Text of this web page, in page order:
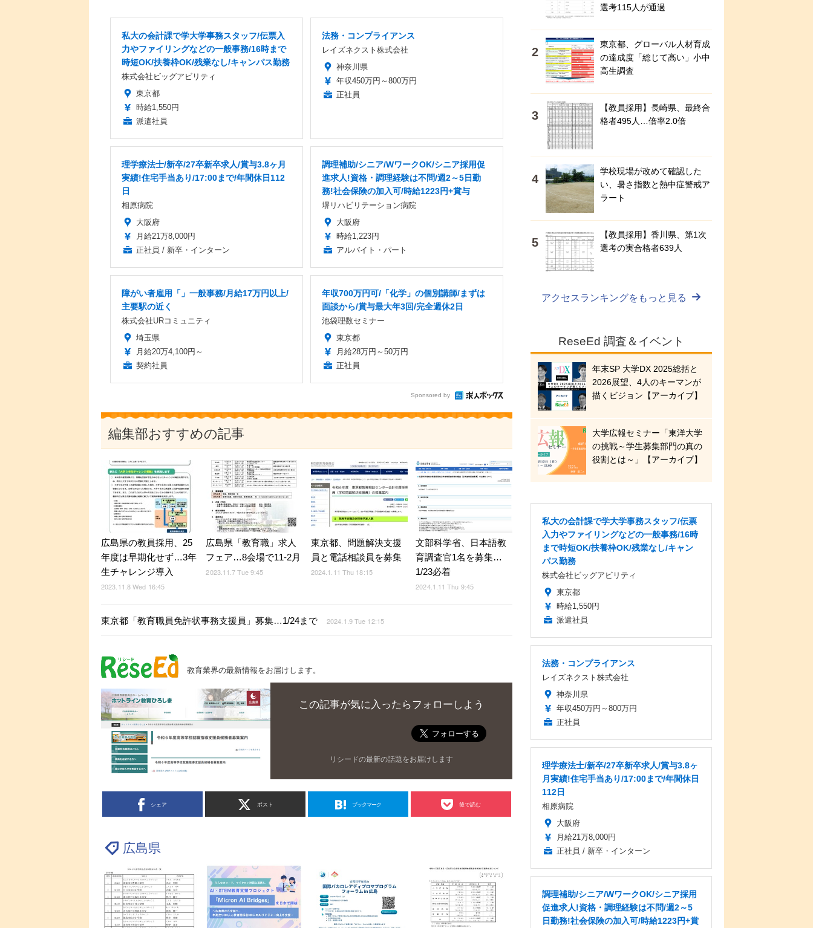
私大の会計課で学大学事務スタッフ/伝票入
力やファイリングなどの一般事務/16時まで
時短OK/扶養枠OK/残業なし/キャンパス勤務
株式会社ビッグアビリティ
東京都
時給1,550円
派遣社員
法務・コンプライアンス
レイズネクスト株式会社
神奈川県
年収450万円～800万円
正社員
理学療法士/新卒/27卒新卒求人/賞与3.8ヶ月
実績!住宅手当あり/17:00まで/年間休日112
日
相原病院
大阪府
月給21万8,000円
正社員 / 新卒・インターン
調理補助/シニア/WワークOK/シニア採用促
進求人!資格・調理経験は不問/週2～5日勤
務!社会保険の加入可/時給1223円+賞与
堺リハビリテーション病院
大阪府
時給1,223円
アルバイト・パート
障がい者雇用「」一般事務/月給17万円以上/
主要駅の近く
株式会社URコミュニティ
埼玉県
月給20万4,100円～
契約社員
年収700万円可/「化学」の個別講師/まずは
面談から/賞与最大年3回/完全週休2日
池袋理数セミナー
東京都
月給28万円～50万円
正社員
Sponsored by
編集部おすすめの記事
広島県の教員採用、25
年度は早期化せず…3年
生チャレンジ導入
2023.11.8 Wed 16:45
広島県「教育職」求人
フェア…8会場で11-2月
2023.11.7 Tue 9:45
東京都、問題解決支援
員と電話相談員を募集
2024.1.11 Thu 18:15
文部科学省、日本語教
育調査官1名を募集…
1/23必着
2024.1.11 Thu 9:45
東京都「教育職員免許状事務支援員」募集…1/24まで 2024.1.9 Tue 12:15
教育業界の最新情報をお届けします。
この記事が気に入ったらフォローしよう
リシードの最新の話題をお届けします
シェア ポスト ブックマーク 後で読む
広島県
選考115人が通過
東京都、グローバル人材育成
の達成度「総じて高い」小中
高生調査
【教員採用】長崎県、最終合
格者495人…倍率2.0倍
学校現場が改めて確認した
い、暑さ指数と熱中症警戒ア
ラート
【教員採用】香川県、第1次
選考の実合格者639人
アクセスランキングをもっと見る
ReseEd 調査＆イベント
年末SP 大学DX 2025総括と
2026展望、4人のキーマンが
描くビジョン【アーカイブ】
大学広報セミナー「東洋大学
の挑戦～学生募集部門の真の
役割とは～」【アーカイブ】
私大の会計課で学大学事務スタッフ/伝票
入力やファイリングなどの一般事務/16時
まで時短OK/扶養枠OK/残業なし/キャン
パス勤務
株式会社ビッグアビリティ
東京都
時給1,550円
派遣社員
法務・コンプライアンス
レイズネクスト株式会社
神奈川県
年収450万円～800万円
正社員
理学療法士/新卒/27卒新卒求人/賞与3.8ヶ
月実績!住宅手当あり/17:00まで/年間休日
112日
相原病院
大阪府
月給21万8,000円
正社員 / 新卒・インターン
調理補助/シニア/WワークOK/シニア採用
促進求人!資格・調理経験は不問/週2～5
日勤務!社会保険の加入可/時給1223円+賞